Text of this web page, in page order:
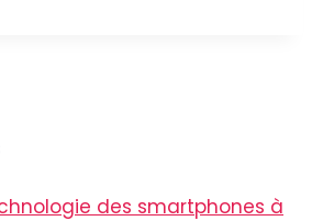
des smartphones à